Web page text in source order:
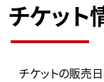
チケット
チケットの販売